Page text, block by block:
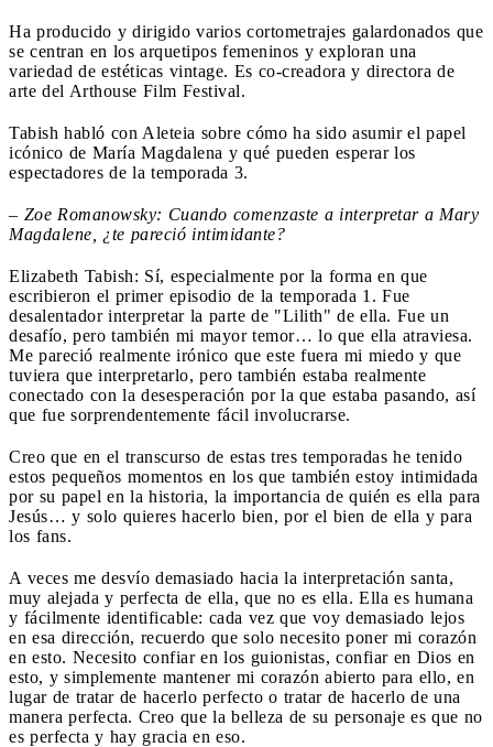
Ha producido y dirigido varios cortometrajes galardonados que
se centran en los arquetipos femeninos y exploran una
variedad de estéticas vintage. Es co-creadora y directora de
arte del Arthouse Film Festival.
Tabish habló con Aleteia sobre cómo ha sido asumir el papel
icónico de María Magdalena y qué pueden esperar los
espectadores de la temporada 3.
– Zoe Romanowsky: Cuando comenzaste a interpretar a Mary
Magdalene, ¿te pareció intimidante?
Elizabeth Tabish: Sí, especialmente por la forma en que
escribieron el primer episodio de la temporada 1. Fue
desalentador interpretar la parte de "Lilith" de ella. Fue un
desafío, pero también mi mayor temor… lo que ella atraviesa.
Me pareció realmente irónico que este fuera mi miedo y que
tuviera que interpretarlo, pero también estaba realmente
conectado con la desesperación por la que estaba pasando, así
que fue sorprendentemente fácil involucrarse.
Creo que en el transcurso de estas tres temporadas he tenido
estos pequeños momentos en los que también estoy intimidada
por su papel en la historia, la importancia de quién es ella para
Jesús… y solo quieres hacerlo bien, por el bien de ella y para
los fans.
A veces me desvío demasiado hacia la interpretación santa,
muy alejada y perfecta de ella, que no es ella. Ella es humana
y fácilmente identificable: cada vez que voy demasiado lejos
en esa dirección, recuerdo que solo necesito poner mi corazón
en esto. Necesito confiar en los guionistas, confiar en Dios en
esto, y simplemente mantener mi corazón abierto para ello, en
lugar de tratar de hacerlo perfecto o tratar de hacerlo de una
manera perfecta. Creo que la belleza de su personaje es que no
es perfecta y hay gracia en eso.